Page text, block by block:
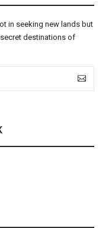
in seeking new lands but
destinations of